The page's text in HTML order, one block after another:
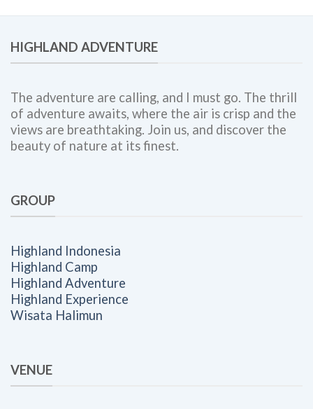
Bersama
Adventure
Tim,
dan
HIGHLAND ADVENTURE
The adventure are calling, and I must go. The thrill
of adventure awaits, where the air is crisp and the
views are breathtaking. Join us, and discover the
beauty of nature at its finest.
GROUP
Highland Indonesia
Highland Camp
Highland Adventure
Highland Experience
Wisata Halimun
VENUE